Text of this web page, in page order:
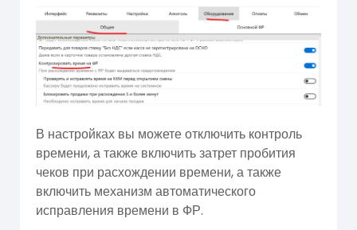
В настройках вы можете отключить контроль
времени, а также включить затрет пробития
чеков при расхождении времени, а также
включить механизм автоматического
исправления времени в ФР.